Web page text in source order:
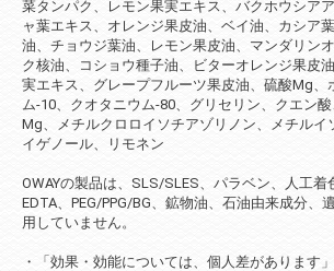
菜タンパク、レモン果実エキス、バクホウシア
ャ葉エキス、オレンジ果皮油、ベイ油、カシア
油、チョウジ葉油、レモン果皮油、マンダリン
ク核油、コショウ種子油、ビターオレンジ果皮
実エキス、グレープフルーツ果皮油、硫酸Mg、
ム-10、クオタニウム-80、グリセリン、クエン
Mg、メチルクロロイソチアゾリノン、メチルイ
イゲノール、リモネン
OWAYの製品は、SLS/SLES、パラベン、人工着
EDTA、PEG/PPG/BG、鉱物油、石油由来成分、
用していません。
・「効果・効能については、個人差があります」